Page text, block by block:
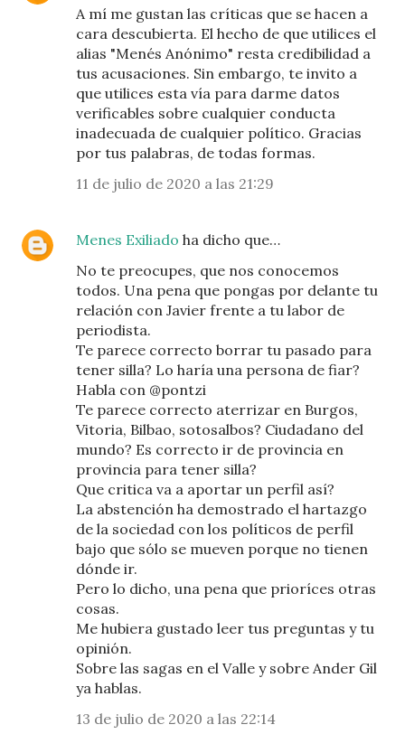
A mí me gustan las críticas que se hacen a
cara descubierta. El hecho de que utilices el
alias "Menés Anónimo" resta credibilidad a
tus acusaciones. Sin embargo, te invito a
que utilices esta vía para darme datos
verificables sobre cualquier conducta
inadecuada de cualquier político. Gracias
por tus palabras, de todas formas.
11 de julio de 2020 a las 21:29
Menes Exiliado ha dicho que…
No te preocupes, que nos conocemos
todos. Una pena que pongas por delante tu
relación con Javier frente a tu labor de
periodista.
Te parece correcto borrar tu pasado para
tener silla? Lo haría una persona de fiar?
Habla con @pontzi
Te parece correcto aterrizar en Burgos,
Vitoria, Bilbao, sotosalbos? Ciudadano del
mundo? Es correcto ir de provincia en
provincia para tener silla?
Que critica va a aportar un perfil así?
La abstención ha demostrado el hartazgo
de la sociedad con los políticos de perfil
bajo que sólo se mueven porque no tienen
dónde ir.
Pero lo dicho, una pena que prioríces otras
cosas.
Me hubiera gustado leer tus preguntas y tu
opinión.
Sobre las sagas en el Valle y sobre Ander Gil
ya hablas.
13 de julio de 2020 a las 22:14